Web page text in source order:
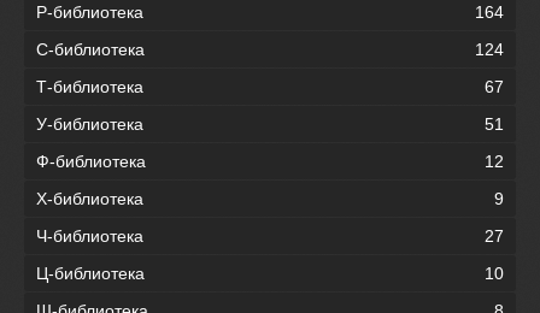
Р-библиотека
164
С-библиотека
124
Т-библиотека
67
У-библиотека
51
Ф-библиотека
12
Х-библиотека
9
Ч-библиотека
27
Ц-библиотека
10